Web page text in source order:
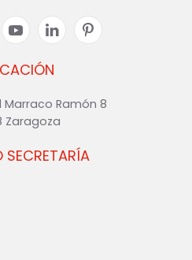
Marraco Ramón 8
Zaragoza
SECRETARÍA